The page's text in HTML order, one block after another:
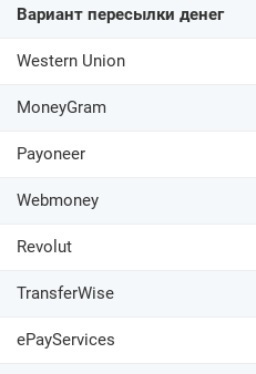
Вариант пересылки денег
Western Union
MoneyGram
Payoneer
Webmoney
Revolut
TransferWise
ePayServices